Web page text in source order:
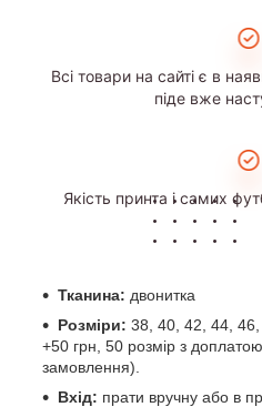
Всі товари на сайті є в
піде вже
Якість принта і самих
Тканина: двонитка
Розміри: 38, 40, 42, 44,
+50 грн, 50 розмір з
замовлення).
Вхід: прати вручну або в